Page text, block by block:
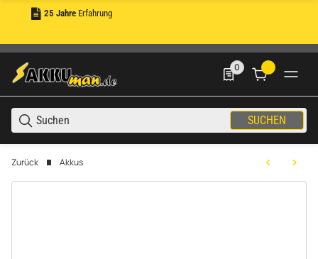
25 Jahre Erfahrung
SUCHEN
0
0 Produkte in der
Zurück Akkus